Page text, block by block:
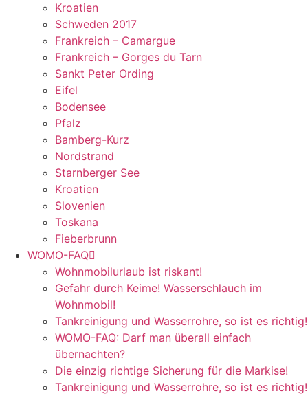
Kroatien
Schweden 2017
Frankreich – Camargue
Frankreich – Gorges du Tarn
Sankt Peter Ording
Eifel
Bodensee
Pfalz
Bamberg-Kurz
Nordstrand
Starnberger See
Kroatien
Slovenien
Toskana
Fieberbrunn
WOMO-FAQ
Wohnmobilurlaub ist riskant!
Gefahr durch Keime! Wasserschlauch im
Wohnmobil!
Tankreinigung und Wasserrohre, so ist es richtig!
WOMO-FAQ: Darf man überall einfach
übernachten?
Die einzig richtige Sicherung für die Markise!
Tankreinigung und Wasserrohre, so ist es richtig!